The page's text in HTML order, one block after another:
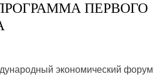
ПЕРВОГО
экономический форум